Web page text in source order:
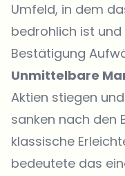
Umfeld, in dem
bedrohlich ist
Bestätigung
Unmittelbare
Aktien stiegen
sanken nach den
klassische
bedeutete das